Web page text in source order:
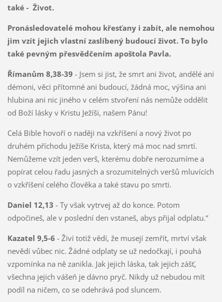
také - Život.
Pronásledovatelé mohou křesťany i zabít, ale nemohou
jim vzít jejich vlastní zaslíbený budoucí život. To bylo
také pevným přesvědčením apoštola Pavla.
Římanům 8,38-39 - Jsem si jist, že smrt ani život, andělé ani
démoni, věci přítomné ani budoucí, žádná moc, výšina ani
hlubina ani nic jiného v celém stvoření nás nemůže oddělit
od Boží lásky v Kristu Ježíši, našem Pánu!
Celá Bible hovoří o naději na vzkříšení a nový život po
druhém příchodu Ježíše Krista, který má moc nad smrtí.
Nemůžeme vzít jeden verš, kterému dobře nerozumíme a
popírat celou řadu jasných a srozumitelných veršů mluvících
o vzkříšení celého člověka a také stavu po smrti.
Daniel 12,13 - Ty však vytrvej až do konce. Potom
odpočineš, ale v poslední den vstaneš, abys přijal odplatu.“
Kazatel 9,5-6 - Živí totiž vědí, že musejí zemřít, mrtví však
nevědí vůbec nic. Žádné odplaty se už nedočkají, i pouhá
vzpomínka na ně zanikla. Jak jejich láska, tak jejich zášť,
všechna jejich vášeň je dávno pryč. Nikdy už nebudou mít
podíl na ničem, co se odehrává pod sluncem.